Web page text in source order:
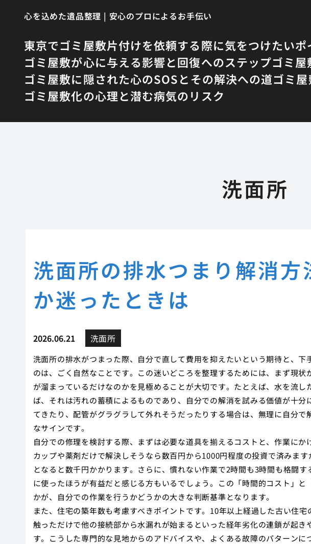
心を込めた遺品整理 | 安心のプロによるお手伝い
東京でゴミ屋敷片付けを依頼する際に気をつけたいポ
ゴミ屋敷が心に与える影響と回復へのステップゴミ
ゴミ屋敷に隠された心のSOSとその解決への道ゴミ
ゴミ屋敷化の心理と潜む病気のリスク
洗面所
洗面所の排水つまり解消方
か迷ったときは
2026.06.21 洗面所
洗面所の排水がつまった際、自分で直して費用を抑えたいという期待と、
のは、ごく自然なことです。この迷いどころを整理するためには、まず現
が溜まっているだけなのかを見極めることが大切です。たとえば、水を流
ば、それは汚れの蓄積によるものであり、自分での解消を試みる価値が十
てきたり、配管がグラグラして外れそうだったりする場合は、無理に自分
なサインです。
自分での修理を検討する際、まずは必要な道具を揃えるコストと、作業に
カップや薬剤だけで解決しそうなら数百円から1000円程度の投資で済みま
となると数千円かかります。さらに、慣れない作業で2時間も3時間も格闘
に使ったほうが有益だと感じる方もいるでしょう。この「時間的コスト」
かが、自分での作業を行うかどうかの大きな判断基準となります。
また、住宅の築年数も考慮すべきポイントです。10年以上経過した古い住
触っただけで他の接続部から水漏れが始まるといった経年劣化の連鎖が起
す。こうした専門的な見地からのアドバイスや、よくある故障のパターン